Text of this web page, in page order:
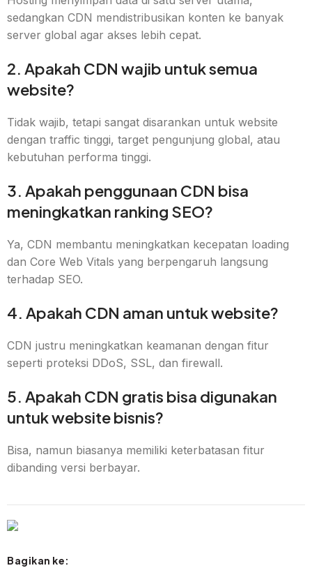
sedangkan CDN mendistribusikan konten ke banyak
server global agar akses lebih cepat.
2. Apakah CDN wajib untuk semua
website?
Tidak wajib, tetapi sangat disarankan untuk website
dengan traffic tinggi, target pengunjung global, atau
kebutuhan performa tinggi.
3. Apakah penggunaan CDN bisa
meningkatkan ranking SEO?
Ya, CDN membantu meningkatkan kecepatan loading
dan Core Web Vitals yang berpengaruh langsung
terhadap SEO.
4. Apakah CDN aman untuk website?
CDN justru meningkatkan keamanan dengan fitur
seperti proteksi DDoS, SSL, dan firewall.
5. Apakah CDN gratis bisa digunakan
untuk website bisnis?
Bisa, namun biasanya memiliki keterbatasan fitur
dibanding versi berbayar.
Bagikan ke: